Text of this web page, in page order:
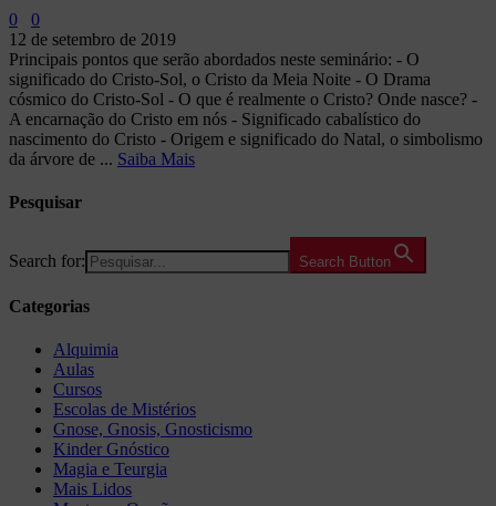
0
0
12 de setembro de 2019
Principais pontos que serão abordados neste seminário: - O
significado do Cristo-Sol, o Cristo da Meia Noite - O Drama
cósmico do Cristo-Sol - O que é realmente o Cristo? Onde nasce? -
A encarnação do Cristo em nós - Significado cabalístico do
nascimento do Cristo - Origem e significado do Natal, o simbolismo
da árvore de ... Saiba Mais
Pesquisar
Search for: Search Button
Categorias
Alquimia
Aulas
Cursos
Escolas de Mistérios
Gnose, Gnosis, Gnosticismo
Kinder Gnóstico
Magia e Teurgia
Mais Lidos